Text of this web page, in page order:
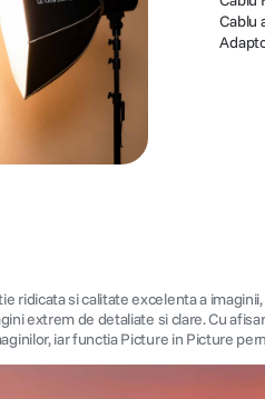
Cablu
ridicata si calitate excelenta a
extrem de detaliate si clare. Cu
iar functia Picture in Picture